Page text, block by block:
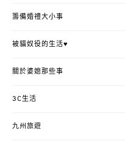
籌備婚禮大小事
被貓奴役的生活♥
關於婆媳那些事
3C生活
九州旅遊